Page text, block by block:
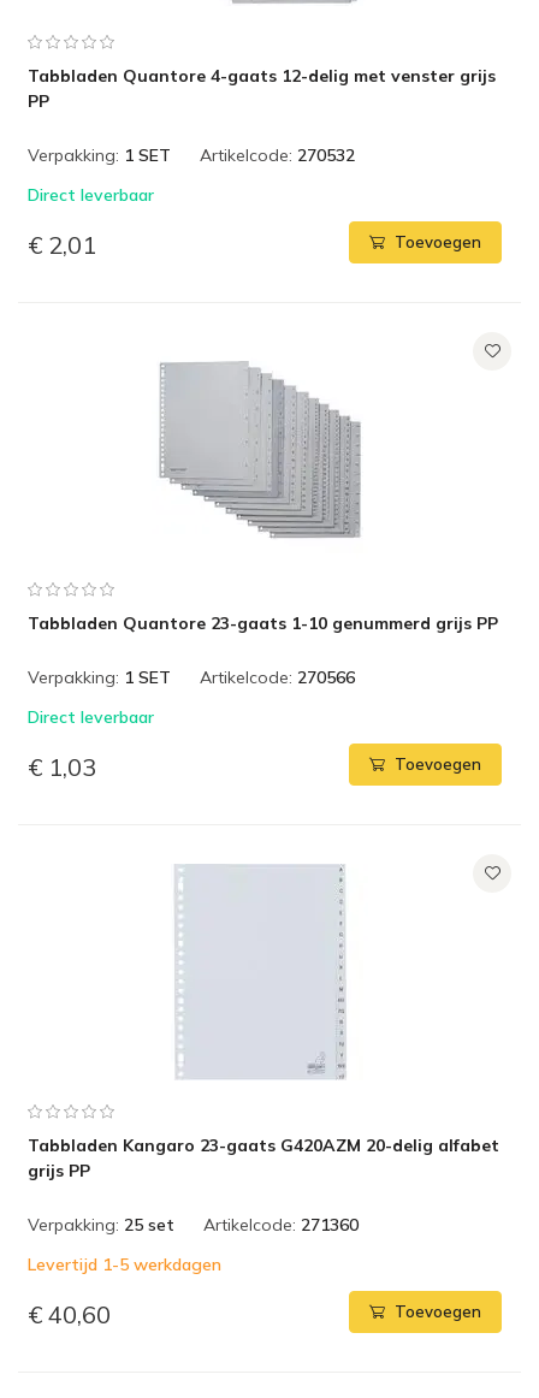
Tabbladen Quantore 4-gaats 12-delig met venster grijs
PP
Verpakking: 1 SET Artikelcode: 270532
Direct leverbaar
€ 2,01 Toevoegen
Tabbladen Quantore 23-gaats 1-10 genummerd grijs PP
Verpakking: 1 SET Artikelcode: 270566
Direct leverbaar
€ 1,03 Toevoegen
Tabbladen Kangaro 23-gaats G420AZM 20-delig alfabet
grijs PP
Verpakking: 25 set Artikelcode: 271360
Levertijd 1-5 werkdagen
€ 40,60 Toevoegen